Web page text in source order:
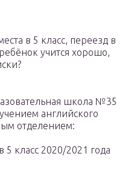
в 5 класс, переезд в
учится хорошо,
школа №35
английского
отделением:
5 класс 2020/2021 года